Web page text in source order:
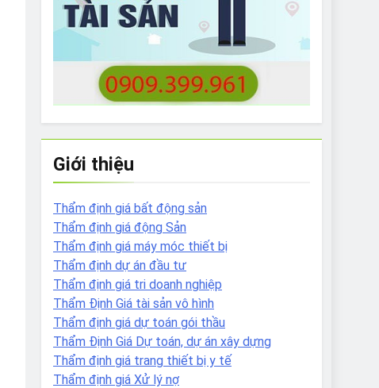
Giới thiệu
Thẩm định giá bất động sản
Thẩm định giá động Sản
Thẩm định giá máy móc thiết bị
Thẩm định dự án đầu tư
Thẩm định giá tri doanh nghiệp
Thẩm Định Giá tài sản vô hình
Thẩm định giá dự toán gói thầu
Thẩm Định Giá Dự toán, dự án xây dựng
Thẩm định giá trang thiết bị y tế
Thẩm định giá Xử lý nợ